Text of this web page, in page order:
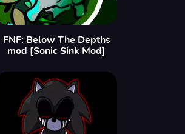
FNF: Below The Depths
mod [Sonic Sink Mod]